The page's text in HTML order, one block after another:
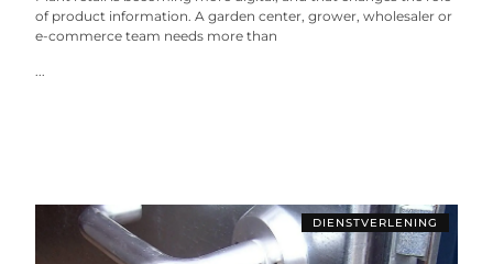
of product information. A garden center, grower, wholesaler or
e-commerce team needs more than
...
DIENSTVERLENING